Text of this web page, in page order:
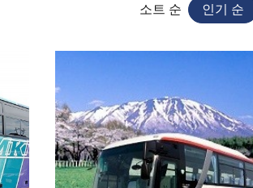
소트 순 인기 순